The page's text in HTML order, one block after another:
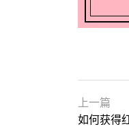
上一篇
如何获得